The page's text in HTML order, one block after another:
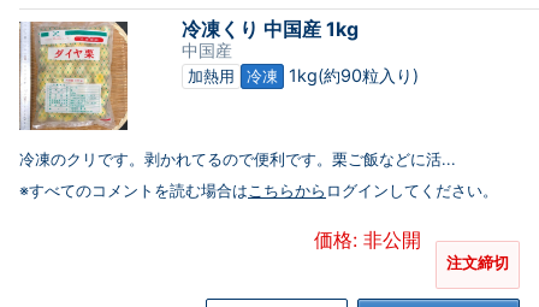
冷凍くり 中国産 1kg
中国産
加熱用 冷凍 1kg(約90粒入り)
冷凍のクリです。剥かれてるので便利です。栗ご飯などに活...
※すべてのコメントを読む場合はこちらから ログインしてください。
価格: 非公開
注文締切